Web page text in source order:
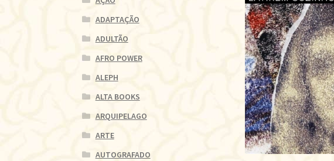
ADAPTAÇÃO
ADULTÃO
AFRO POWER
ALEPH
ALTA BOOKS
ARQUIPELAGO
ARTE
AUTOGRAFADO